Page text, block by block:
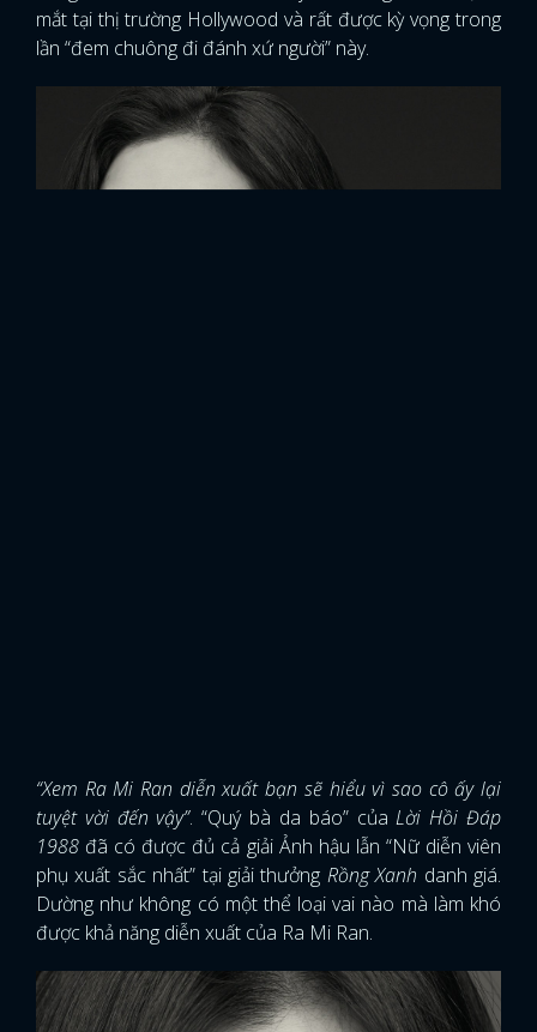
FACEBOOK GOOGLE
mắt tại thị trường Hollywood và rất được kỳ vọng trong
lần “đem chuông đi đánh xứ người” này.
“Xem Ra Mi Ran diễn xuất bạn sẽ hiểu vì sao cô ấy lại
tuyệt vời đến vậy”. “Quý bà da báo” củaLời Hồi Đáp
1988 đã có được đủ cả giải Ảnh hậu lẫn “Nữ diễn viên
phụ xuất sắc nhất” tại giải thưởng Rồng Xanh danh giá.
Dường như không có một thể loại vai nào mà làm khó
được khả năng diễn xuất của Ra Mi Ran.